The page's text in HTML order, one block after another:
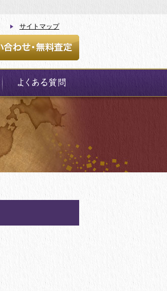
サイトマップ